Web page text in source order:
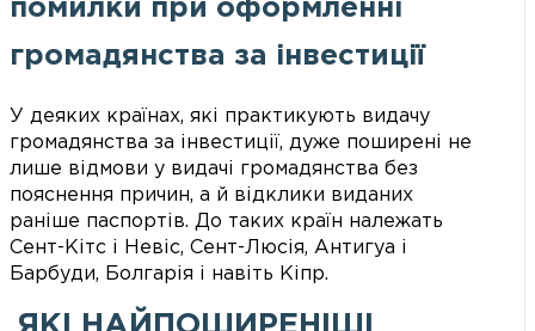
помилки при оформленні
громадянства за інвестиції
У деяких країнах, які практикують видачу
громадянства за інвестиції, дуже поширені не
лише відмови у видачі громадянства без
пояснення причин, а й відклики виданих
раніше паспортів. До таких країн належать
Сент-Кітс і Невіс, Сент-Люсія, Антигуа і
Барбуди, Болгарія і навіть Кіпр.